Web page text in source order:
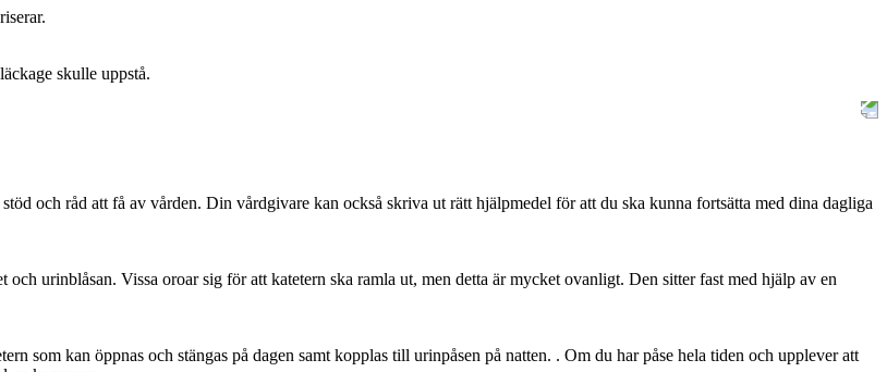
skulle uppstå.
och råd att få av vården. Din vårdgivare kan också skriva ut rätt hjälpmedel för att du ska kunna fortsätta med dina dagliga
urinblåsan. Vissa oroar sig för att katetern ska ramla ut, men detta är mycket ovanligt. Den sitter fast med hjälp av en
som kan öppnas och stängas på dagen samt kopplas till urinpåsen på natten. . Om du har påse hela tiden och upplever att